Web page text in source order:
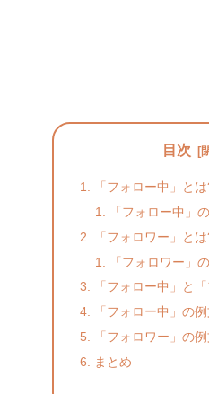
目次
「フォロー中」と
「フォロー中」
「フォロワー」と
「フォロワー」
「フォロー中」と
「フォロー中」の
「フォロワー」の
まとめ